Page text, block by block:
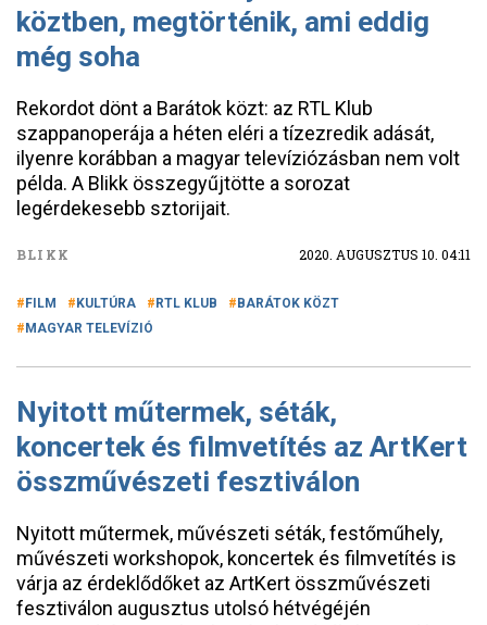
köztben, megtörténik, ami eddig
még soha
Rekordot dönt a Barátok közt: az RTL Klub
szappanoperája a héten eléri a tízezredik adását,
ilyenre korábban a magyar televíziózásban nem volt
példa. A Blikk összegyűjtötte a sorozat
legérdekesebb sztorijait.
BLIKK 2020. AUGUSZTUS 10. 04:11
FILM KULTÚRA RTL KLUB
BARÁTOK KÖZT
MAGYAR TELEVÍZIÓ
Nyitott műtermek, séták,
koncertek és filmvetítés az ArtKert
összművészeti fesztiválon
Nyitott műtermek, művészeti séták, festőműhely,
művészeti workshopok, koncertek és filmvetítés is
várja az érdeklődőket az ArtKert összművészeti
fesztiválon augusztus utolsó hétvégéjén